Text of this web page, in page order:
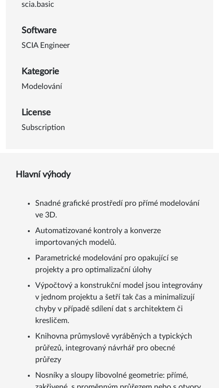
scia.basic
Software
SCIA Engineer
Kategorie
Modelování
License
Subscription
Hlavní výhody
Snadné grafické prostředí pro přímé modelování
ve 3D.
Automatizované kontroly a konverze
importovaných modelů.
Parametrické modelování pro opakující se
projekty a pro optimalizační úlohy
Výpočtový a konstrukční model jsou integrovány
v jednom projektu a šetří tak čas a minimalizují
chyby v případě sdílení dat s architektem či
kresličem.
Knihovna průmyslově vyráběných a typických
průřezů, integrovaný návrhář pro obecné
průřezy
Nosníky a sloupy libovolné geometrie: přímé,